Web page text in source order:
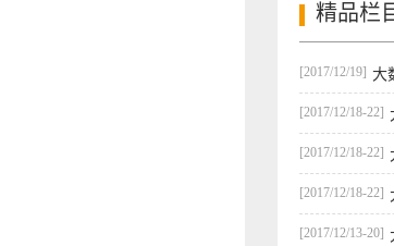
精品栏
[2017/12/19] 大
[2017/12/18-22]
[2017/12/18-22]
[2017/12/18-22]
[2017/12/13-20]